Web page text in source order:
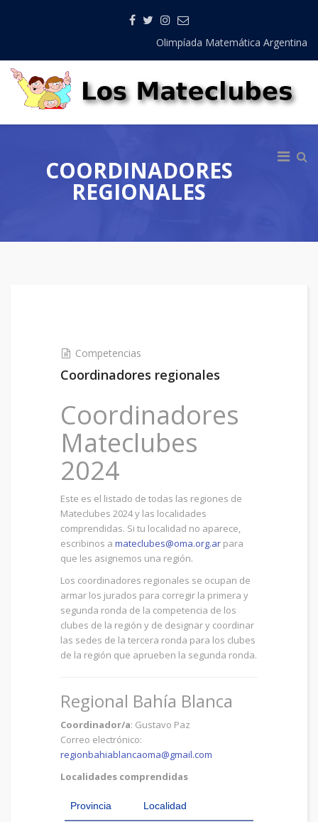
Olimpíada Matemática Argentina
COORDINADORES
REGIONALES
Competencias
Coordinadores regionales
Coordinadores
Mateclubes
2024
Este es el listado de todas las regiones de
Mateclubes 2024 y las localidades
comprendidas. Si tu localidad no aparece,
escribinos a mateclubes@oma.org.ar para
que les asignemos una región.
Los coordinadores regionales se ocupan de
armar los jurados para corregir la primera y
segunda ronda de la competencia de los
clubes de la región y de designar y coordinar
las sedes de la tercera ronda para los clubes
de la región que aprueben la segunda ronda.
Regional Bahía Blanca
Coordinador/a: Gustavo Paz
Correo electrónico:
regionbahiablancaoma@gmail.com
Localidades comprendidas
Provincia Localidad